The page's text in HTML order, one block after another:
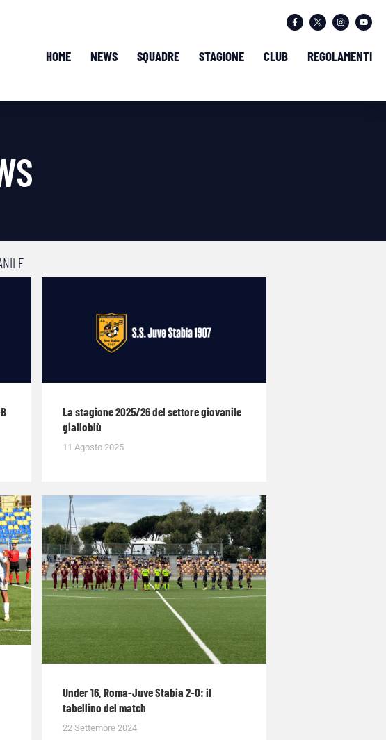
HOME NEWS SQUADRE STAGIONE CLUB REGOLAMENTI
La stagione 2025/26 del settore giovanile
gialloblù
11 Agosto 2025
Under 16, Roma-Juve Stabia 2-0: il
tabellino del match
22 Settembre 2024